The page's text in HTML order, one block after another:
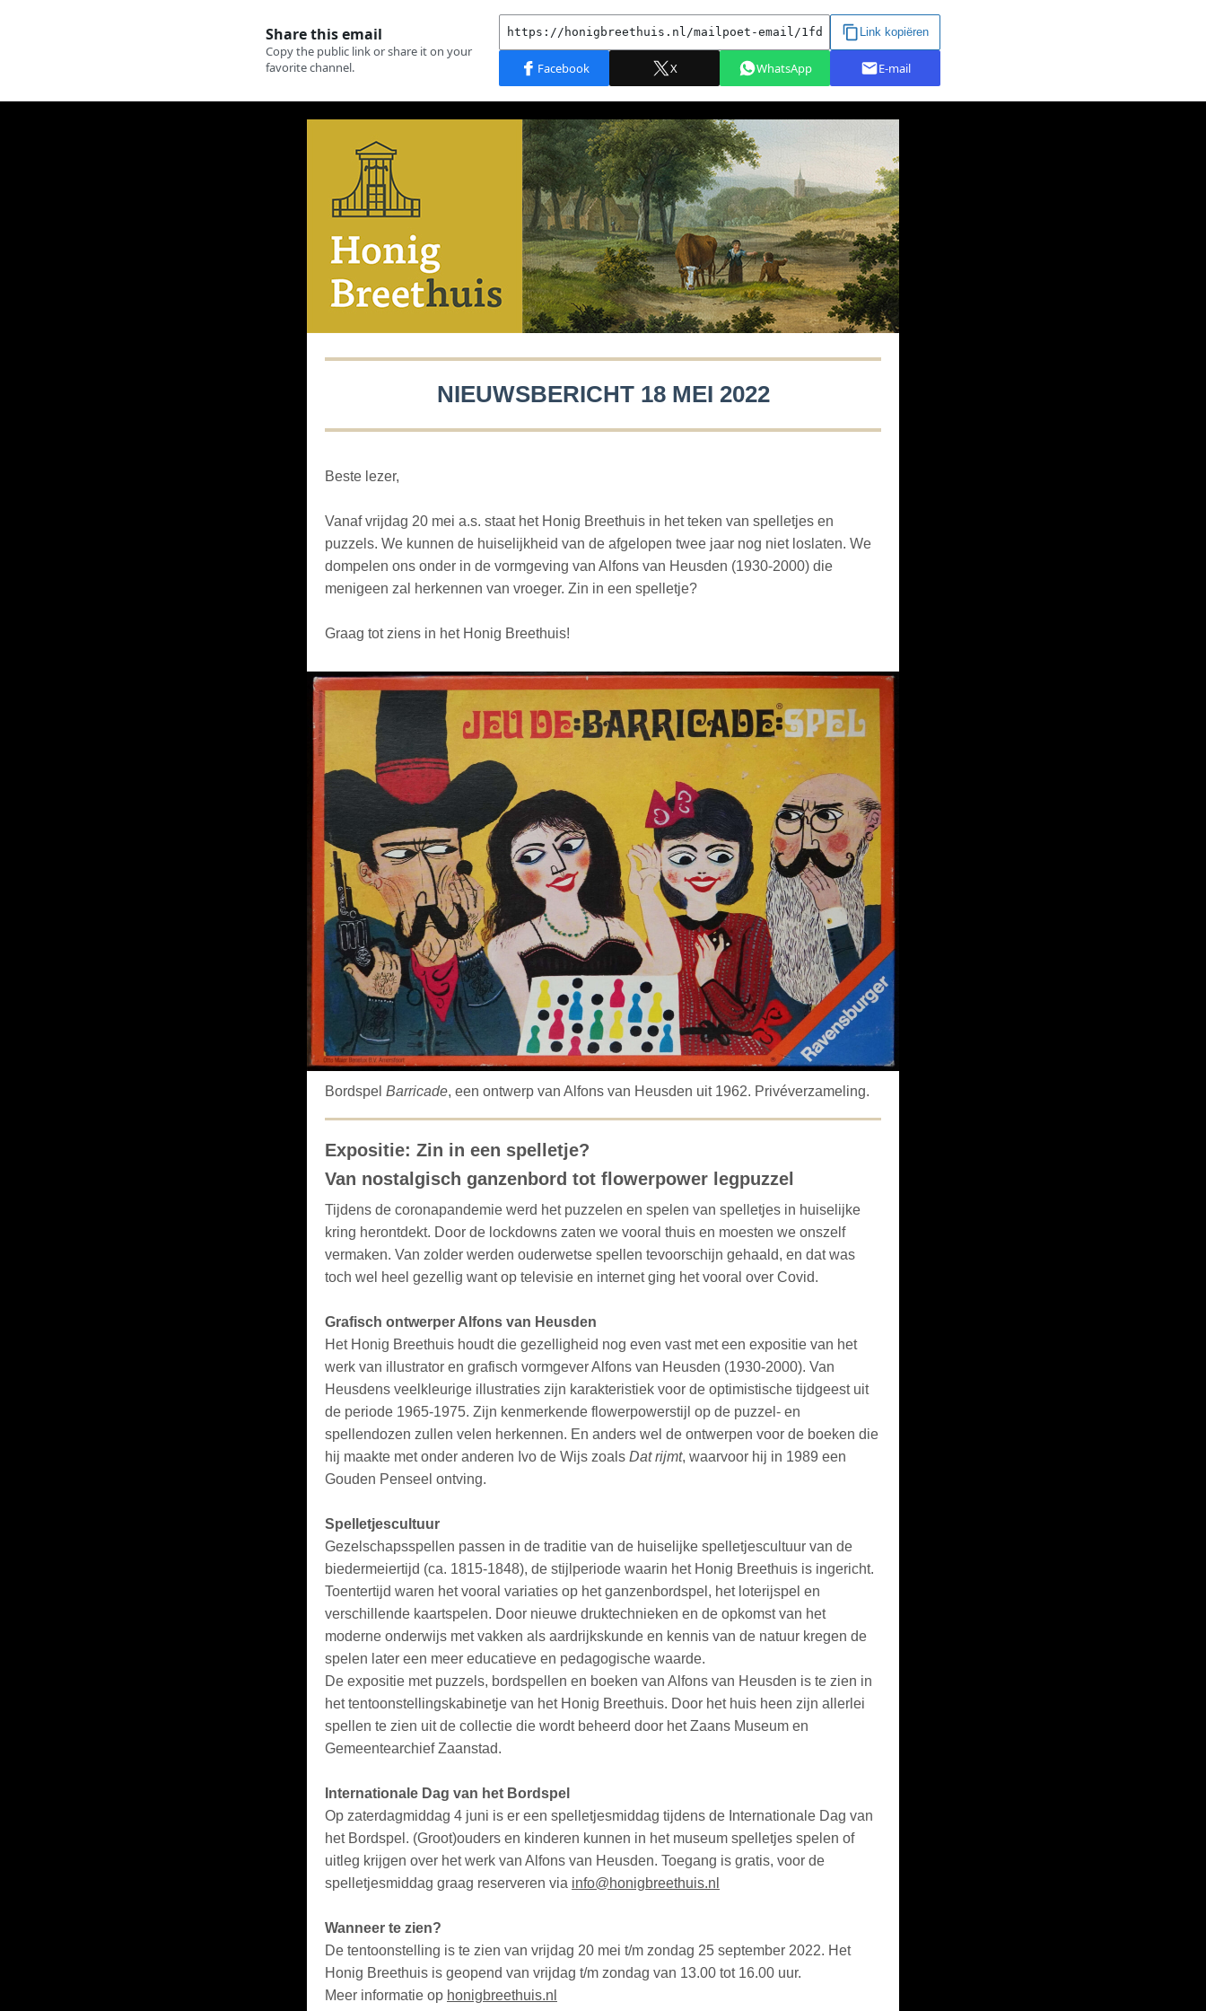
NIEUWSBERICHT 18 MEI 2022
Beste lezer,
Vanaf vrijdag 20 mei a.s. staat het Honig Breethuis in het teken van spelletjes en
puzzels. We kunnen de huiselijkheid van de afgelopen twee jaar nog niet loslaten. We
dompelen ons onder in de vormgeving van Alfons van Heusden (1930-2000) die
menigeen zal herkennen van vroeger. Zin in een spelletje?
Graag tot ziens in het Honig Breethuis!
Bordspel Barricade, een ontwerp van Alfons van Heusden uit 1962. Privéverzameling.
Expositie: Zin in een spelletje?
Van nostalgisch ganzenbord tot flowerpower legpuzzel
Tijdens de coronapandemie werd het puzzelen en spelen van spelletjes in huiselijke
kring herontdekt. Door de lockdowns zaten we vooral thuis en moesten we onszelf
vermaken. Van zolder werden ouderwetse spellen tevoorschijn gehaald, en dat was
toch wel heel gezellig want op televisie en internet ging het vooral over Covid.
Grafisch ontwerper Alfons van Heusden
Het Honig Breethuis houdt die gezelligheid nog even vast met een expositie van het
werk van illustrator en grafisch vormgever Alfons van Heusden (1930-2000). Van
Heusdens veelkleurige illustraties zijn karakteristiek voor de optimistische tijdgeest uit
de periode 1965-1975. Zijn kenmerkende flowerpowerstijl op de puzzel- en
spellendozen zullen velen herkennen. En anders wel de ontwerpen voor de boeken die
hij maakte met onder anderen Ivo de Wijs zoals Dat rijmt, waarvoor hij in 1989 een
Gouden Penseel ontving.
Spelletjescultuur
Gezelschapsspellen passen in de traditie van de huiselijke spelletjescultuur van de
biedermeiertijd (ca. 1815-1848), de stijlperiode waarin het Honig Breethuis is ingericht.
Toentertijd waren het vooral variaties op het ganzenbordspel, het loterijspel en
verschillende kaartspelen. Door nieuwe druktechnieken en de opkomst van het
moderne onderwijs met vakken als aardrijkskunde en kennis van de natuur kregen de
spelen later een meer educatieve en pedagogische waarde.
De expositie met puzzels, bordspellen en boeken van Alfons van Heusden is te zien in
het tentoonstellingskabinetje van het Honig Breethuis. Door het huis heen zijn allerlei
spellen te zien uit de collectie die wordt beheerd door het Zaans Museum en
Gemeentearchief Zaanstad.
Internationale Dag van het Bordspel
Op zaterdagmiddag 4 juni is er een spelletjesmiddag tijdens de Internationale Dag van
het Bordspel. (Groot)ouders en kinderen kunnen in het museum spelletjes spelen of
uitleg krijgen over het werk van Alfons van Heusden. Toegang is gratis, voor de
spelletjesmiddag graag reserveren via info@honigbreethuis.nl
Wanneer te zien?
De tentoonstelling is te zien van vrijdag 20 mei t/m zondag 25 september 2022. Het
Honig Breethuis is geopend van vrijdag t/m zondag van 13.00 tot 16.00 uur.
Meer informatie op honigbreethuis.nl